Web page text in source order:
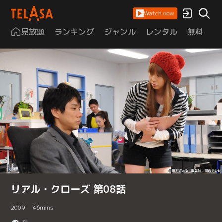
Watch now
見放題 ランキング ジャンル レンタル 無料
リアル・クローズ 第08話
2009 46mins